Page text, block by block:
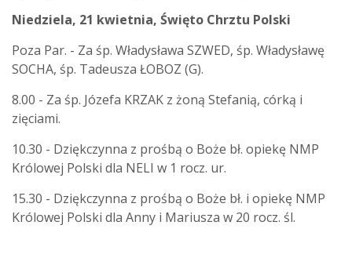
Niedziela, 21 kwietnia, Święto Chrztu Polski
Poza Par. - Za śp. Władysława SZWED, śp. Władysławę
SOCHA, śp. Tadeusza ŁOBOZ (G).
8.00 - Za śp. Józefa KRZAK z żoną Stefanią, córką i
zięciami.
10.30 - Dziękczynna z prośbą o Boże bł. opiekę NMP
Królowej Polski dla NELI w 1 rocz. ur.
15.30 - Dziękczynna z prośbą o Boże bł. i opiekę NMP
Królowej Polski dla Anny i Mariusza w 20 rocz. śl.